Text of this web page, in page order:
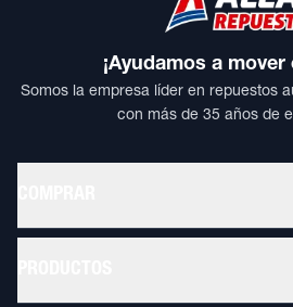
¡Ayudamos a
Somos la empresa líder en repuestos
con más de 35 años de